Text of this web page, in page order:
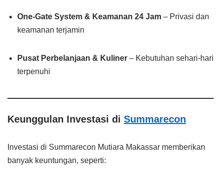
One-Gate System & Keamanan 24 Jam – Privasi dan
keamanan terjamin
Pusat Perbelanjaan & Kuliner – Kebutuhan sehari-hari
terpenuhi
Keunggulan Investasi di Summarecon
Investasi di Summarecon Mutiara Makassar memberikan
banyak keuntungan, seperti: